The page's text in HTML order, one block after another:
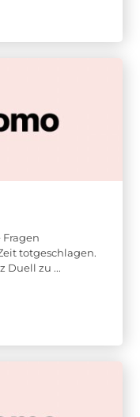
totgeschlagen.
Duell zu ...